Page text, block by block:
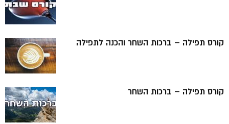
קורס תפילה – ברכות השחר והכנה לתפילה
קורס תפילה – ברכות השחר